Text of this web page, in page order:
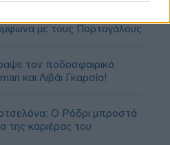
με τους Πορτογάλους
τον ποδοσφαιρικό
και Λιβάι Γκαρσία!
Ο Ρόδρι μπροστά
της καριέρας του